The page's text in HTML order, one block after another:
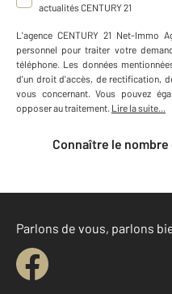
actualités CENTURY 21
L'agence CENTURY 21 Net-Immo
personnel pour traiter votre
téléphone. Les données
d'un droit d'accès, de rectification,
vous concernant. Vous pouvez
opposer au traitement. Lire la suite...
Connaître le
Parlons de vous, parlons